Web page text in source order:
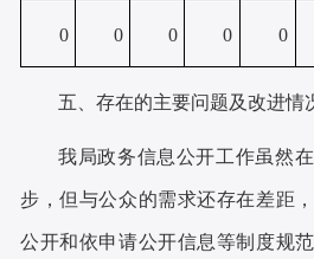
0 0 0 0 0
五、存在的主要问题及改进情
我局政务信息公开工作虽然
步，但与公众的需求还存在差距
公开和依申请公开信息等制度规范